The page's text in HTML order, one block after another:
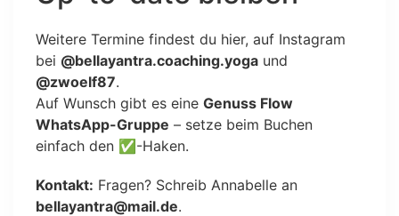
Weitere Termine findest du hier, auf Instagram
bei @bellayantra.coaching.yoga und
@zwoelf87.
Auf Wunsch gibt es eine Genuss Flow
WhatsApp-Gruppe – setze beim Buchen
einfach den ✅-Haken.
Kontakt: Fragen? Schreib Annabelle an
bellayantra@mail.de.